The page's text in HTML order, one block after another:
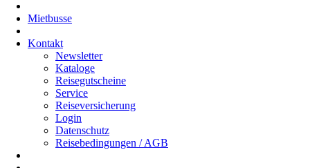
Mietbusse
Kontakt
Newsletter
Kataloge
Reisegutscheine
Service
Reiseversicherung
Login
Datenschutz
Reisebedingungen / AGB